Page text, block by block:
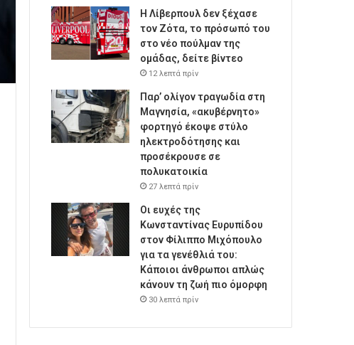
Η Λίβερπουλ δεν ξέχασε
τον Ζότα, το πρόσωπό του
στο νέο πούλμαν της
ομάδας, δείτε βίντεο
12 λεπτά πρίν
Παρ’ ολίγον τραγωδία στη
Μαγνησία, «ακυβέρνητο»
φορτηγό έκοψε στύλο
ηλεκτροδότησης και
προσέκρουσε σε
πολυκατοικία
27 λεπτά πρίν
Οι ευχές της
Κωνσταντίνας Ευρυπίδου
στον Φίλιππο Μιχόπουλο
για τα γενέθλιά του:
Κάποιοι άνθρωποι απλώς
κάνουν τη ζωή πιο όμορφη
30 λεπτά πρίν